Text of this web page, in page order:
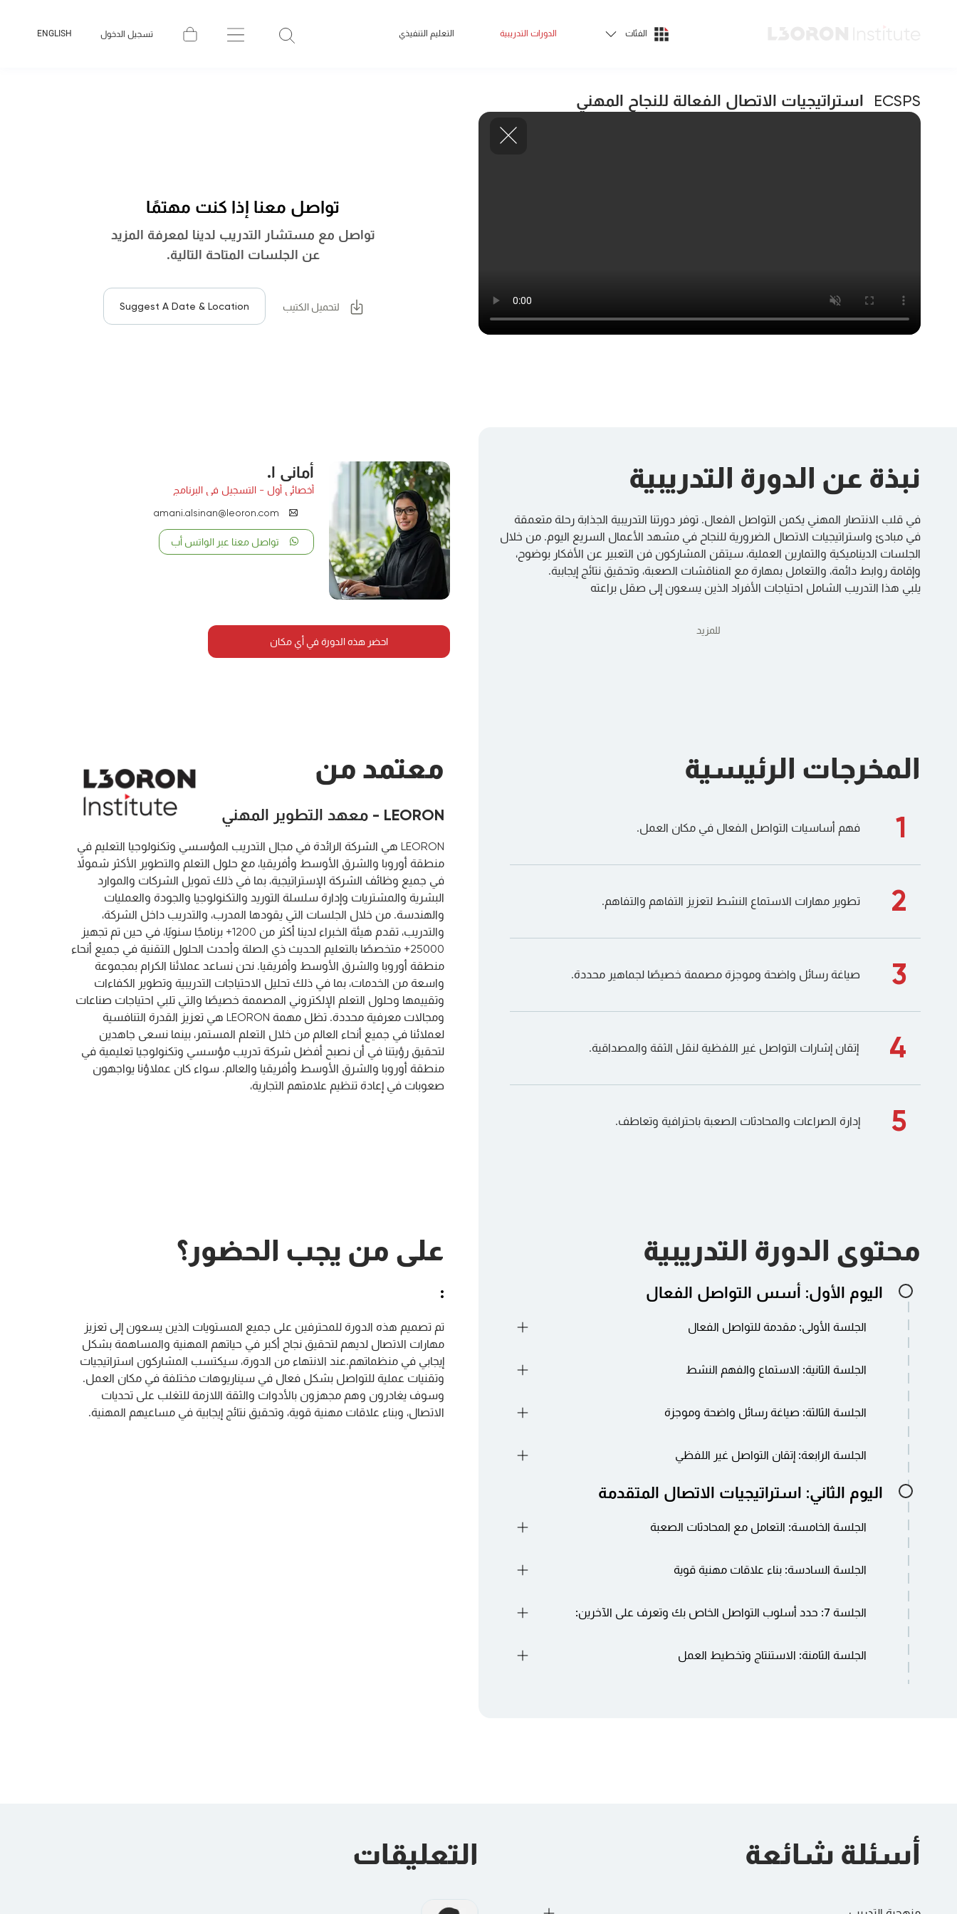
الفئات الدورات التدريبية التعليم التنفيذي تسجيل الدخول ENGLISH
ECSPS استراتيجيات الاتصال الفعالة للنجاح المهني
تواصل معنا إذا كنت مهتمًا
تواصل مع مستشار التدريب لدينا لمعرفة المزيد
عن الجلسات المتاحة التالية.
لتحميل الكتيب Suggest A Date & Location
نبذة عن الدورة التدريبية
في قلب الانتصار المهني يكمن التواصل الفعال. توفر دورتنا التدريبية الجذابة رحلة متعمقة
في مبادئ واستراتيجيات الاتصال الضرورية للنجاح في مشهد الأعمال السريع اليوم. من خلال
الجلسات الديناميكية والتمارين العملية، سيتقن المشاركون فن التعبير عن الأفكار بوضوح،
وإقامة روابط دائمة، والتعامل بمهارة مع المناقشات الصعبة، وتحقيق نتائج إيجابية.
يلبي هذا التدريب الشامل احتياجات الأفراد الذين يسعون إلى صقل براعته
للمزيد
أماني ا.
أخصائي أول - التسجيل في البرنامج
amani.alsinan@leoron.com
تواصل معنا عبر الواتس أب
احضر هذه الدورة في أي مكان
المخرجات الرئيسية
1 فهم أساسيات التواصل الفعال في مكان العمل.
2 تطوير مهارات الاستماع النشط لتعزيز التفاهم والتفاهم.
3 صياغة رسائل واضحة وموجزة مصممة خصيصًا لجماهير محددة.
4 إتقان إشارات التواصل غير اللفظية لنقل الثقة والمصداقية.
5 إدارة الصراعات والمحادثات الصعبة باحترافية وتعاطف.
معتمد من
LEORON - معهد التطوير المهني
LEORON هي الشركة الرائدة في مجال التدريب المؤسسي وتكنولوجيا التعليم في
منطقة أوروبا والشرق الأوسط وأفريقيا، مع حلول التعلم والتطوير الأكثر شمولاً
في جميع وظائف الشركة الإستراتيجية، بما في ذلك تمويل الشركات والموارد
البشرية والمشتريات وإدارة سلسلة التوريد والتكنولوجيا والجودة والعمليات
والهندسة. من خلال الجلسات التي يقودها المدرب، والتدريب داخل الشركة،
والتدريب، تقدم هيئة الخبراء لدينا أكثر من 1200+ برنامجًا سنويًا، في حين تم تجهيز
25000+ متخصصًا بالتعليم الحديث ذي الصلة وأحدث الحلول التقنية في جميع أنحاء
منطقة أوروبا والشرق الأوسط وأفريقيا. نحن نساعد عملائنا الكرام بمجموعة
واسعة من الخدمات، بما في ذلك تحليل الاحتياجات التدريبية وتطوير الكفاءات
وتقييمها وحلول التعلم الإلكتروني المصممة خصيصًا والتي تلبي احتياجات صناعات
ومجالات معرفية محددة. تظل مهمة LEORON هي تعزيز القدرة التنافسية
لعملائنا في جميع أنحاء العالم من خلال التعلم المستمر، بينما نسعى جاهدين
لتحقيق رؤيتنا في أن نصبح أفضل شركة تدريب مؤسسي وتكنولوجيا تعليمية في
منطقة أوروبا والشرق الأوسط وأفريقيا والعالم. سواء كان عملاؤنا يواجهون
صعوبات في إعادة تنظيم علامتهم التجارية،
محتوى الدورة التدريبية
اليوم الأول: أسس التواصل الفعال
الجلسة الأولى: مقدمة للتواصل الفعال
واستراتيجيات الاتصال تحديد الأهداف لتعزيز مهارات الاتصال
الجلسة الثانية: الاستماع والفهم النشط
وإعادة الصياغة تمارين لعب الأدوار لممارسة الاستماع النشط
الجلسة الثالثة: صياغة رسائل واضحة وموجزة
محدد ممارسة التمارين في صياغة وإيصال رسائل واضحة
الجلسة الرابعة: إتقان التواصل غير اللفظي
فهم دور الإشارات غير اللفظية في التواصل تقنيات تعزيز مهارات التواصل
غير اللفظي أنشطة تعتمد على الفيديو لتحليل الإشارات غير اللفظية
اليوم الثاني: استراتيجيات الاتصال المتقدمة
الجلسة الخامسة: التعامل مع المحادثات الصعبة
أثناء المناقشات الصعبة سيناريوهات لعب الأدوار للتدرب على التعامل مع
الجلسة السادسة: بناء علاقات مهنية قوية
والعملاء تمارين لعب الأدوار والمناقشات الجماعية حول بناء العلاقات
الجلسة 7: حدد أسلوب التواصل الخاص بك وتعرف على الآخرين:
المصلحة إدارة تأكيدك
الجلسة الثامنة: الاستنتاج وتخطيط العمل
على من يجب الحضور؟
:
تم تصميم هذه الدورة للمحترفين على جميع المستويات الذين يسعون إلى تعزيز
مهارات الاتصال لديهم لتحقيق نجاح أكبر في حياتهم المهنية والمساهمة بشكل
إيجابي في منظماتهم.عند الانتهاء من الدورة، سيكتسب المشاركون استراتيجيات
وتقنيات عملية للتواصل بشكل فعال في سيناريوهات مختلفة في مكان العمل.
وسوف يغادرون وهم مجهزون بالأدوات والثقة اللازمة للتغلب على تحديات
الاتصال، وبناء علاقات مهنية قوية، وتحقيق نتائج إيجابية في مساعيهم المهنية.
أسئلة شائعة التعليقات